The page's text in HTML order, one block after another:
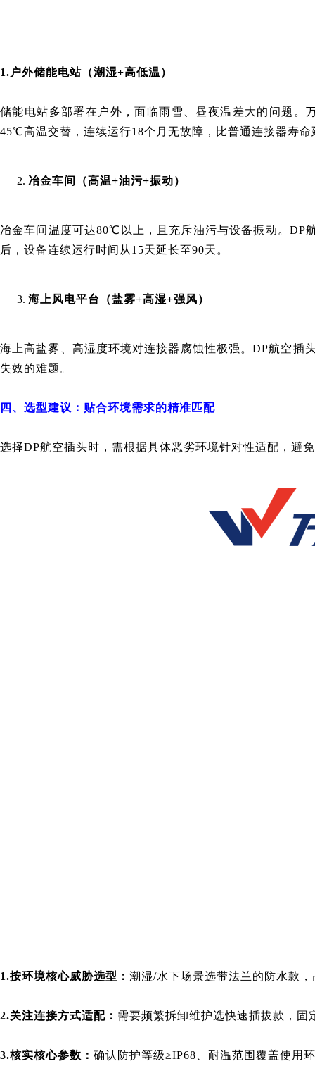
1.户外储能电站（潮湿+高低温）
储能电站多部署在户外，面临雨雪、昼夜温差大的问题
45℃高温交替，连续运行18个月无故障，比普通连接器寿命
冶金车间（高温+油污+振动）
冶金车间温度可达80℃以上，且充斥油污与设备振动。DP
后，设备连续运行时间从15天延长至90天。
海上风电平台（盐雾+高湿+强风）
海上高盐雾、高湿度环境对连接器腐蚀性极强。DP航空插
失效的难题。
四、选型建议：贴合环境需求的精准匹配
选择DP航空插头时，需根据具体恶劣环境针对性适配，避
1.按环境核心威胁选型： 潮湿/水下场景选带法兰的防水款
2.关注连接方式适配： 需要频繁拆卸维护选快速插拔款，
3.核实核心参数： 确认防护等级≥IP68、耐温范围覆盖使用